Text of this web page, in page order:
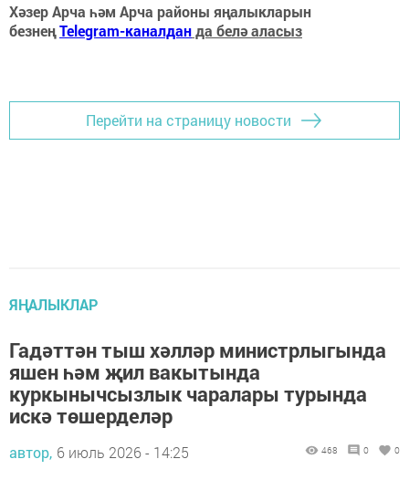
Хәзер Арча һәм Арча районы яңалыкларын
безнеңTelegram-каналданда белә аласыз
Перейти на страницу новости
ЯҢАЛЫКЛАР
Гадәттән тыш хәлләр министрлыгында
яшен һәм җил вакытында
куркынычсызлык чаралары турында
искә төшерделәр
автор, 6 июль 2026 - 14:25 468 0 0